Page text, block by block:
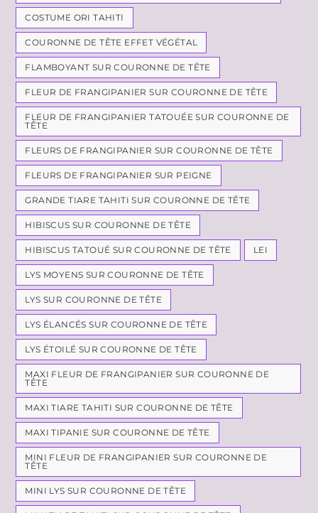
COSTUME ORI TAHITI
COURONNE DE TÊTE EFFET VÉGÉTAL
FLAMBOYANT SUR COURONNE DE TÊTE
FLEUR DE FRANGIPANIER SUR COURONNE DE TÊTE
FLEUR DE FRANGIPANIER TATOUÉE SUR COURONNE DE
TÊTE
FLEURS DE FRANGIPANIER SUR COURONNE DE TÊTE
FLEURS DE FRANGIPANIER SUR PEIGNE
GRANDE TIARE TAHITI SUR COURONNE DE TÊTE
HIBISCUS SUR COURONNE DE TÊTE
HIBISCUS TATOUÉ SUR COURONNE DE TÊTE LEI
LYS MOYENS SUR COURONNE DE TÊTE
LYS SUR COURONNE DE TÊTE
LYS ÉLANCÉS SUR COURONNE DE TÊTE
LYS ÉTOILÉ SUR COURONNE DE TÊTE
MAXI FLEUR DE FRANGIPANIER SUR COURONNE DE
TÊTE
MAXI TIARE TAHITI SUR COURONNE DE TÊTE
MAXI TIPANIE SUR COURONNE DE TÊTE
MINI FLEUR DE FRANGIPANIER SUR COURONNE DE
TÊTE
MINI LYS SUR COURONNE DE TÊTE